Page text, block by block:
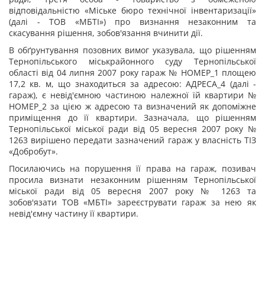
відповідальністю «Міське бюро технічної інвентаризації»
(далі - ТОВ «МБТІ») про визнання незаконним та
скасування рішення, зобов'язання вчинити дії.
В обґрунтування позовних вимог указувала, що рішенням
Тернопільського міськрайонного суду Тернопільської
області від 04 липня 2007 року гараж № НОМЕР_1 площею
17,2 кв. м, що знаходиться за адресою: АДРЕСА_4 (далі -
гараж), є невід'ємною частиною належної їй квартири №
НОМЕР_2 за цією ж адресою та визначений як допоміжне
приміщення до її квартири. Зазначала, що рішенням
Тернопільської міської ради від 05 вересня 2007 року №
1263 вирішено передати зазначений гараж у власність ТІЗ
«Добробут».
Посилаючись на порушення її права на гараж, позивач
просила визнати незаконним рішенням Тернопільської
міської ради від 05 вересня 2007 року № 1263 та
зобов'язати ТОВ «МБТІ» зареєструвати гараж за нею як
невід'ємну частину її квартири.